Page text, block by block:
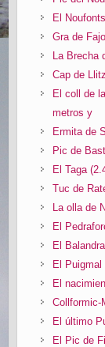
El
Gra de
La Brecha
Cap de
El coll de
metros y
Ermita de
Pic de
El Taga
Tuc de
La olla de
El
El
El Puigmal
El
Collformic-
El último
El Pic de